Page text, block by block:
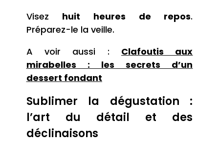
Visez huit heures de repos.
Préparez-le la veille.
A voir aussi : Clafoutis aux
mirabelles : les secrets d’un
dessert fondant
Sublimer la dégustation :
l’art du détail et des
déclinaisons